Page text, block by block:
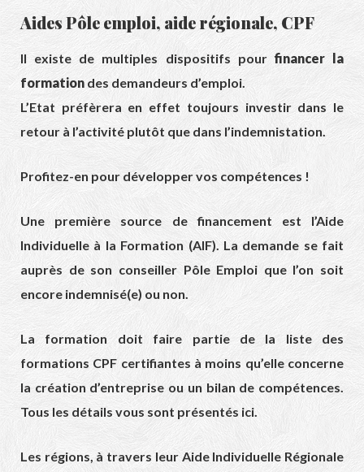
Aides Pôle emploi, aide régionale, CPF
Il existe de multiples dispositifs pourfinancer la
formation des demandeurs d’emploi.
L’Etat préfèrera en effet toujours investir dans le
retour à l’activité plutôt que dans l’indemnistation.
Profitez-en pour développer vos compétences !
Une première source de financement est l’Aide
Individuelle à la Formation (AIF). La demande se fait
auprès de son conseiller Pôle Emploi que l’on soit
encore indemnisé(e) ou non.
La formation doit faire partie de la liste des
formations CPF certifiantes à moins qu’elle concerne
la création d’entreprise ou un bilan de compétences.
Tous les détails vous sont présentés ici.
Les régions, à travers leur Aide Individuelle Régionale